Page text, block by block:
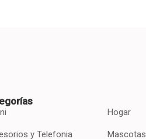
y Telefonia
Hogar
Mascotas